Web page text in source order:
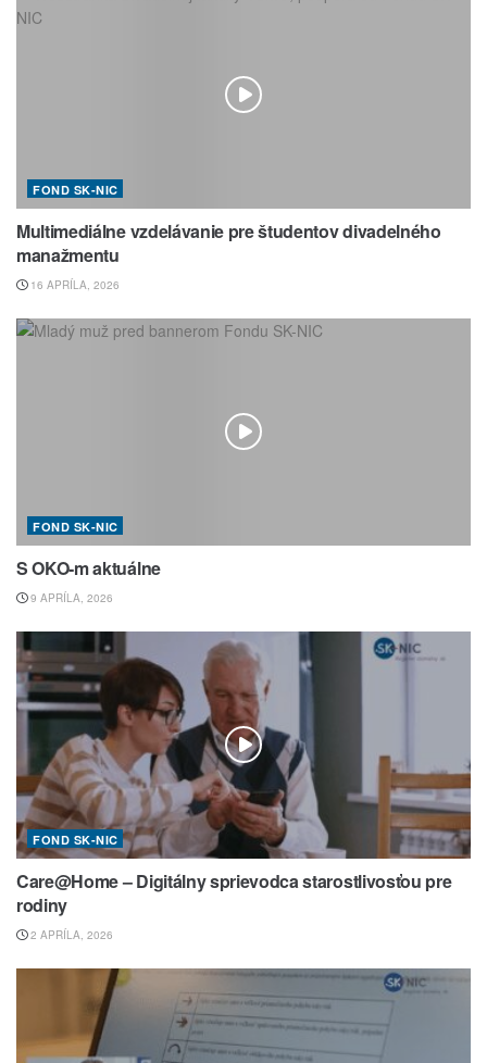
FOND SK-NIC
Multimediálne vzdelávanie pre študentov divadelného
manažmentu
16 APRÍLA, 2026
FOND SK-NIC
S OKO-m aktuálne
9 APRÍLA, 2026
FOND SK-NIC
Care@Home – Digitálny sprievodca starostlivosťou pre
rodiny
2 APRÍLA, 2026